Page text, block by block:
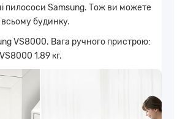
пилососи Samsung. Тож ви можете
будинку.
VS8000. Вага ручного пристрою:
1,89 кг.